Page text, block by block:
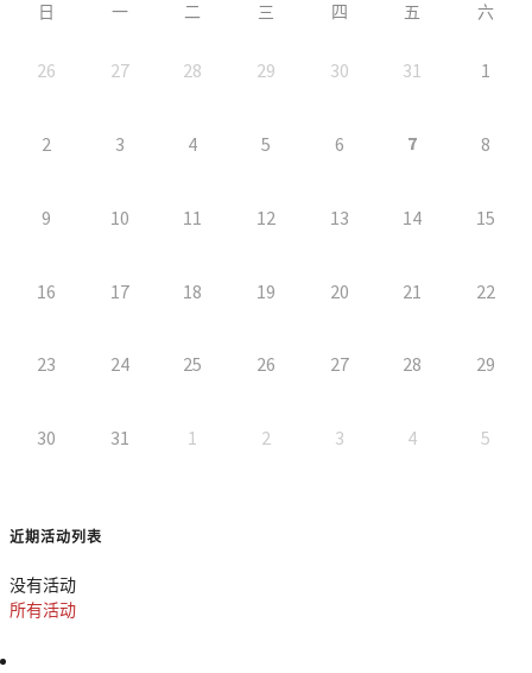
日 一 二 三 四 五 六
26 27 28 29 30 31 1
2 3 4 5 6 7 8
9 10 11 12 13 14 15
16 17 18 19 20 21 22
23 24 25 26 27 28 29
30 31 1 2 3 4 5
近期活动列表
没有活动
所有活动